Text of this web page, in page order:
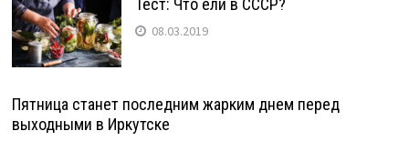
Тест: Что ели в СССР?
08.03.2019
Пятница станет последним жарким днем перед
выходными в Иркутске